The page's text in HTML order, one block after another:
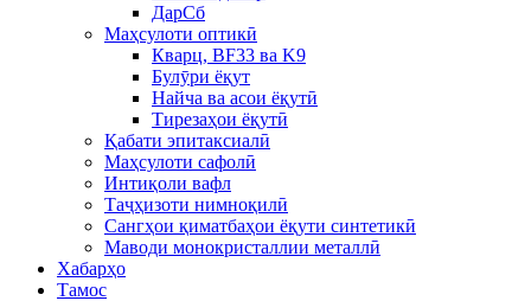
ДарСб
Маҳсулоти оптикӣ
Кварц, BF33 ва K9
Булӯри ёқут
Найча ва асои ёқутӣ
Тирезаҳои ёқутӣ
Қабати эпитаксиалӣ
Маҳсулоти сафолӣ
Интиқоли вафл
Таҷҳизоти нимноқилӣ
Сангҳои қиматбаҳои ёқути синтетикӣ
Маводи монокристаллии металлӣ
Хабарҳо
Тамос